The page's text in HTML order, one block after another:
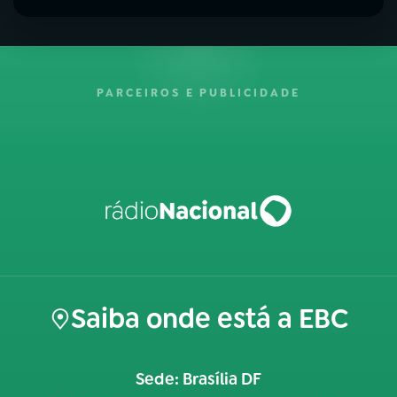
PARCEIROS E PUBLICIDADE
Saiba onde está a EBC
Sede: Brasília DF